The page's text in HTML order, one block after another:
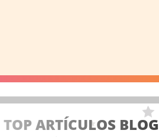
TOP ARTÍCULOS BLOG